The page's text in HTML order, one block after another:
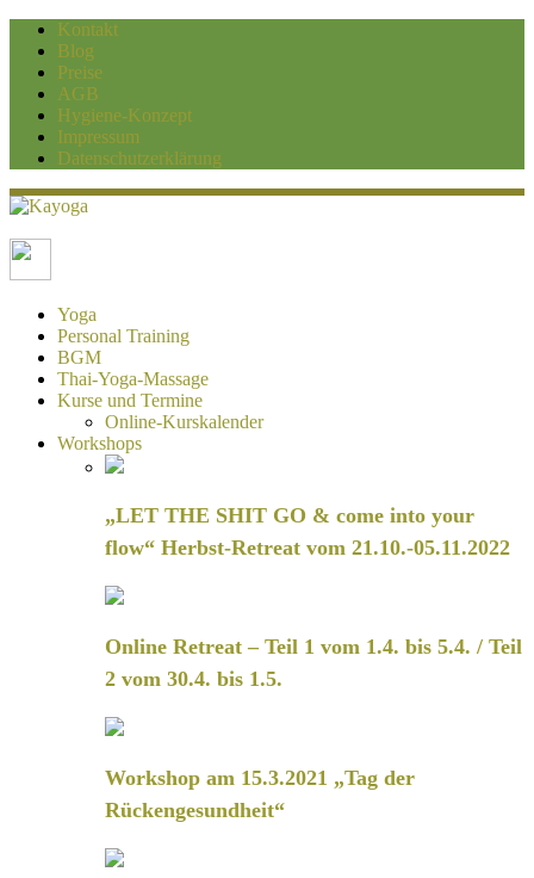
Kontakt
Blog
Preise
AGB
Hygiene-Konzept
Impressum
Datenschutzerklärung
Kayoga
Yoga und Personaltraining Duisburg
Yoga
Personal Training
BGM
Thai-Yoga-Massage
Kurse und Termine
Online-Kurskalender
Workshops
„LET THE SHIT GO & come into your
flow“ Herbst-Retreat vom 21.10.-05.11.2022
Online Retreat – Teil 1 vom 1.4. bis 5.4. / Teil
2 vom 30.4. bis 1.5.
Workshop am 15.3.2021 „Tag der
Rückengesundheit“